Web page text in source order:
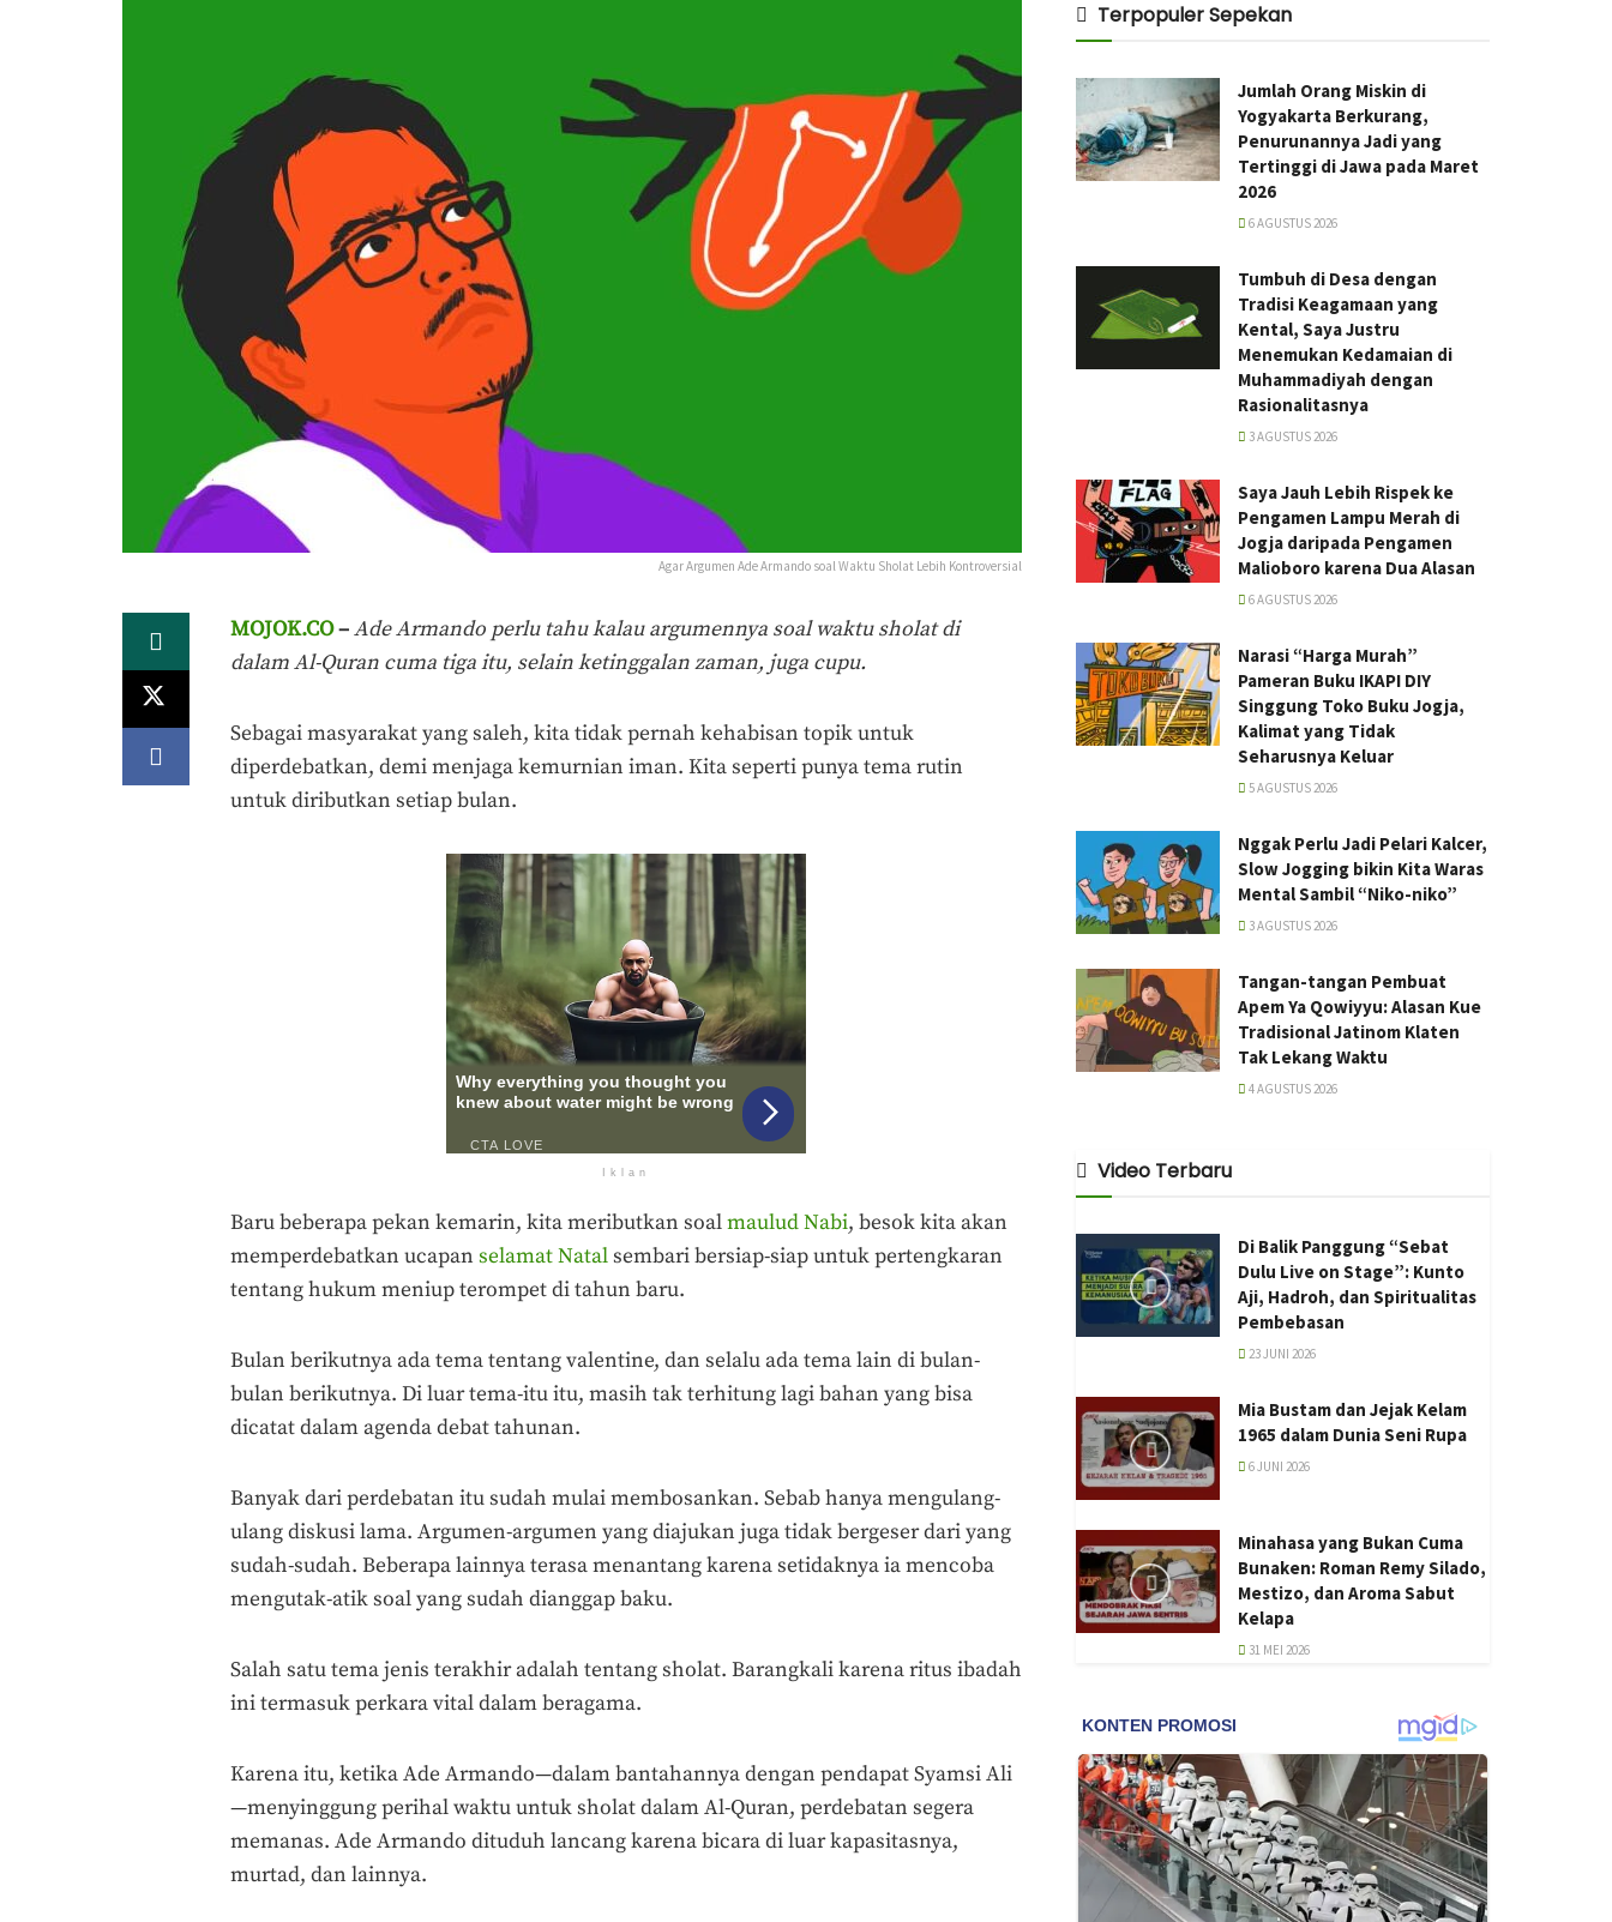
Agar Argumen Ade Armando soal Waktu Sholat Lebih Kontroversial
MOJOK.CO–Ade Armando perlu tahu kalau argumennya soal waktu sholat di
dalam Al-Quran cuma tiga itu, selain ketinggalan zaman, juga cupu.
Sebagai masyarakat yang saleh, kita tidak pernah kehabisan topik untuk
diperdebatkan, demi menjaga kemurnian iman. Kita seperti punya tema rutin
untuk diributkan setiap bulan.
Iklan
Baru beberapa pekan kemarin, kita meributkan soalmaulud Nabi, besok kita akan
memperdebatkan ucapan selamat Natalsembari bersiap-siap untuk pertengkaran
tentang hukum meniup terompet di tahun baru.
Bulan berikutnya ada tema tentang valentine, dan selalu ada tema lain di bulan-
bulan berikutnya. Di luar tema-itu itu, masih tak terhitung lagi bahan yang bisa
dicatat dalam agenda debat tahunan.
Banyak dari perdebatan itu sudah mulai membosankan. Sebab hanya mengulang-
ulang diskusi lama. Argumen-argumen yang diajukan juga tidak bergeser dari yang
sudah-sudah. Beberapa lainnya terasa menantang karena setidaknya ia mencoba
mengutak-atik soal yang sudah dianggap baku.
Salah satu tema jenis terakhir adalah tentang sholat. Barangkali karena ritus ibadah
ini termasuk perkara vital dalam beragama.
Karena itu, ketika Ade Armando—dalam bantahannya dengan pendapat Syamsi Ali
—menyinggung perihal waktu untuk sholat dalam Al-Quran, perdebatan segera
memanas. Ade Armando dituduh lancang karena bicara di luar kapasitasnya,
murtad, dan lainnya.
Terpopuler Sepekan
Jumlah Orang Miskin di
Yogyakarta Berkurang,
Penurunannya Jadi yang
Tertinggi di Jawa pada Maret
2026
6 AGUSTUS 2026
Tumbuh di Desa dengan
Tradisi Keagamaan yang
Kental, Saya Justru
Menemukan Kedamaian di
Muhammadiyah dengan
Rasionalitasnya
3 AGUSTUS 2026
Saya Jauh Lebih Rispek ke
Pengamen Lampu Merah di
Jogja daripada Pengamen
Malioboro karena Dua Alasan
6 AGUSTUS 2026
Narasi “Harga Murah”
Pameran Buku IKAPI DIY
Singgung Toko Buku Jogja,
Kalimat yang Tidak
Seharusnya Keluar
5 AGUSTUS 2026
Nggak Perlu Jadi Pelari Kalcer,
Slow Jogging bikin Kita Waras
Mental Sambil “Niko-niko”
3 AGUSTUS 2026
Tangan-tangan Pembuat
Apem Ya Qowiyyu: Alasan Kue
Tradisional Jatinom Klaten
Tak Lekang Waktu
4 AGUSTUS 2026
Video Terbaru
Di Balik Panggung “Sebat
Dulu Live on Stage”: Kunto
Aji, Hadroh, dan Spiritualitas
Pembebasan
23 JUNI 2026
Mia Bustam dan Jejak Kelam
1965 dalam Dunia Seni Rupa
6 JUNI 2026
Minahasa yang Bukan Cuma
Bunaken: Roman Remy Silado,
Mestizo, dan Aroma Sabut
Kelapa
31 MEI 2026